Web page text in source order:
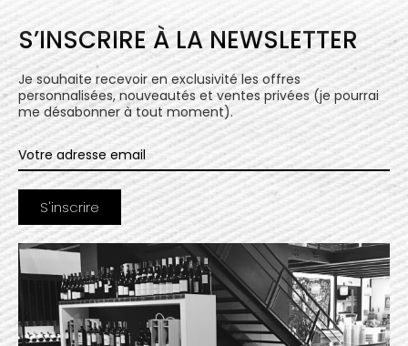
S’INSCRIRE À LA NEWSLETTER
Je souhaite recevoir en exclusivité les offres
personnalisées, nouveautés et ventes privées (je pourrai
me désabonner à tout moment).